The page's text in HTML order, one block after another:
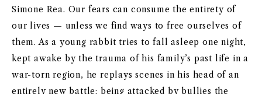
Simone Rea. Our fears can consume the entirety of
our lives — unless we find ways to free ourselves of
them. As a young rabbit tries to fall asleep one night,
kept awake by the trauma of his family’s past life in a
war-torn region, he replays scenes in his head of an
entirely new battle: being attacked by bullies the